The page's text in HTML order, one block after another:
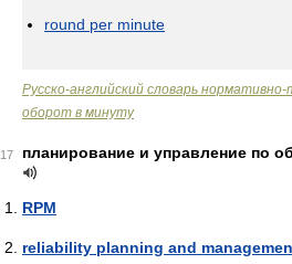
round per minute
Русско-английский словарь
оборот в минуту
17 планирование и управление по
RPM
reliability planning and